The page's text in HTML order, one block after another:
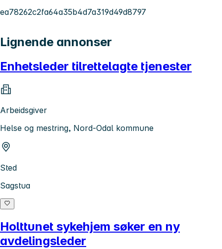
ea78262c2fa64a35b4d7a319d49d8797
Lignende annonser
Enhetsleder tilrettelagte tjenester
Arbeidsgiver
Helse og mestring, Nord-Odal kommune
Sted
Sagstua
Holttunet sykehjem søker en ny
avdelingsleder